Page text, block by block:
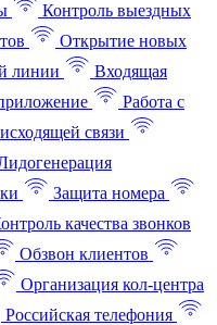
Контроль выездных
Открытие новых
линии
Входящая
Работа с
связи
Защита номера
качества звонков
Обзвон клиентов
Организация кол-центра
Российская телефония